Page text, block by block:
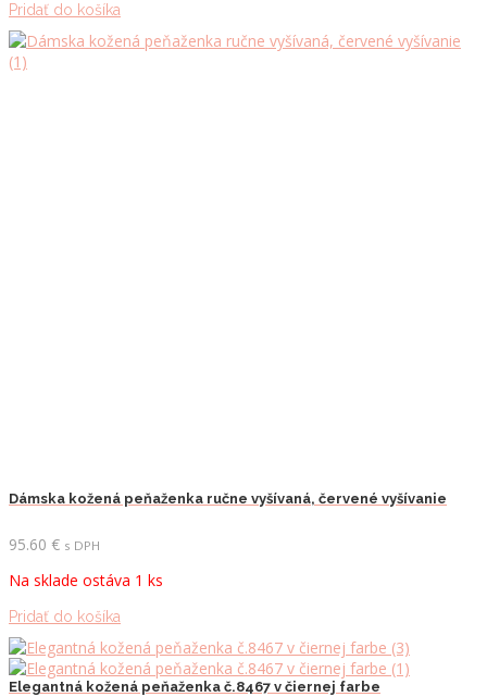
Pridať do košíka
Dámska kožená peňaženka ručne vyšívaná, červené vyšívanie
95.60 € s DPH
Na sklade ostáva 1 ks
Pridať do košíka
Elegantná kožená peňaženka č.8467 v čiernej farbe